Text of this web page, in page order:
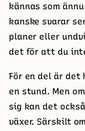
kännas som
kanske svarar
planer eller
det för att du
För en del är
en stund. Men
sig kan det
växer. Särskilt